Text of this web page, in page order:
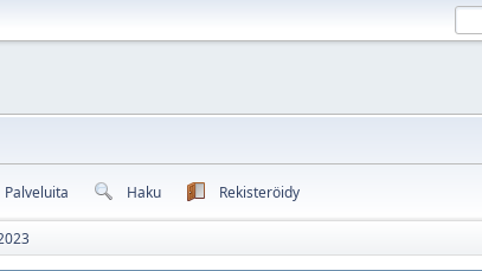
Palveluita Haku Rekisteröidy